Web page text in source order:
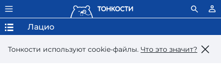
Тонкости используют сookie-файлы. Что это значит?
Лацио